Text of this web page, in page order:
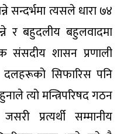
सन्दर्भमा त्यसले धारा ७४
र बहुदलीय बहुलवादमा
संसदीय शासन प्रणाली
सिफारिस पनि
त्यो मन्त्रिपरिषद गठन
प्रत्यर्थी सम्मानीय